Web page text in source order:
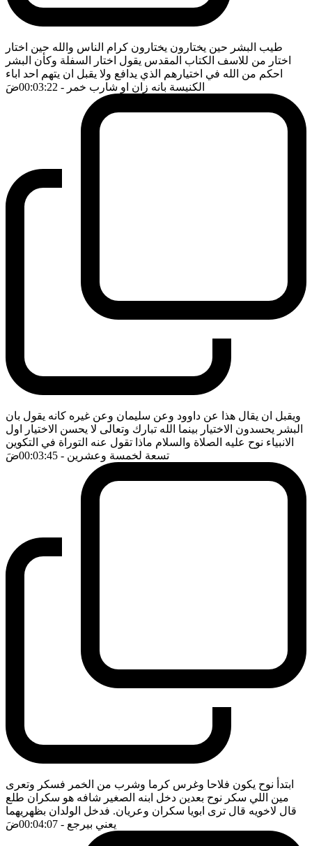
طيب البشر حين يختارون يختارون كرام الناس والله حين اختار
اختار من للاسف الكتاب المقدس يقول اختار السفلة وكأن البشر
احكم من الله في اختيارهم الذي يدافع ولا يقبل ان يتهم احد اباء
الكنيسة بانه زان او شارب خمر - 00:03:22 ضَ
ويقبل ان يقال هذا عن داوود وعن سليمان وعن غيره كانه يقول بان
البشر يحسدون الاختيار بينما الله تبارك وتعالى لا يحسن الاختيار اول
الانبياء نوح عليه الصلاة والسلام ماذا تقول عنه التوراة في التكوين
تسعة لخمسة وعشرين - 00:03:45 ضَ
ابتدأ نوح يكون فلاحا وغرس كرما وشرب من الخمر فسكر وتعرى
مين اللي سكر نوح بعدين دخل ابنه الصغير شافه هو سكران طلع
قال لاخويه قال ترى ابويا سكران وعريان. فدخل الولدان بظهريهما
يعني بيرجع - 00:04:07 ضَ